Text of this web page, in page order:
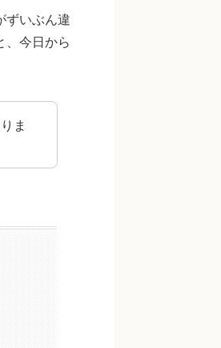
ずいぶん違
、今日から
ま